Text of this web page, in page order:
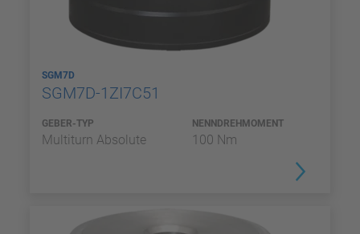
SGM7D
SGM7D-1ZI7C51
GEBER-TYP
Multiturn Absolute
NENNDREHMOMENT
100 Nm